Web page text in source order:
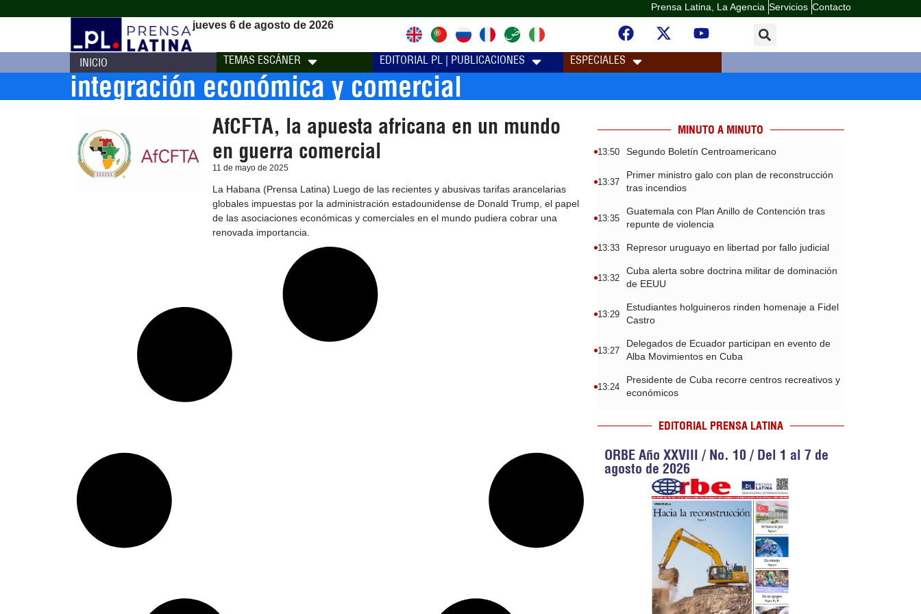
Prensa Latina, La Agencia Servicios Contacto
jueves 6 de agosto de 2026
INICIO TEMAS ESCÁNER EDITORIAL PL | PUBLICACIONES ESPECIALES
integración económica y comercial
AfCFTA, la apuesta africana en un mundo
en guerra comercial
11 de mayo de 2025
La Habana (Prensa Latina) Luego de las recientes y abusivas tarifas arancelarias
globales impuestas por la administración estadounidense de Donald Trump, el papel
de las asociaciones económicas y comerciales en el mundo pudiera cobrar una
renovada importancia.
MINUTO A MINUTO
13:50 Segundo Boletín Centroamericano
13:37
Primer ministro galo con plan de reconstrucción
tras incendios
13:35
Guatemala con Plan Anillo de Contención tras
repunte de violencia
13:33 Represor uruguayo en libertad por fallo judicial
13:32
Cuba alerta sobre doctrina militar de dominación
de EEUU
13:29
Estudiantes holguineros rinden homenaje a Fidel
Castro
13:27
Delegados de Ecuador participan en evento de
Alba Movimientos en Cuba
13:24
Presidente de Cuba recorre centros recreativos y
económicos
EDITORIAL PRENSA LATINA
ORBE Año XXVIII / No. 10 / Del 1 al 7 de
agosto de 2026